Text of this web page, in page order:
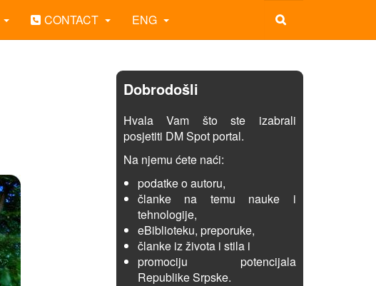
CONTACT ENG
Dobrodošli
Hvala Vam što ste izabrali
posjetiti DM Spot portal.
Na njemu ćete naći:
podatke o autoru,
članke na temu nauke i
tehnologije,
eBiblioteku, preporuke,
članke iz života i stila i
promociju potencijala
Republike Srpske.